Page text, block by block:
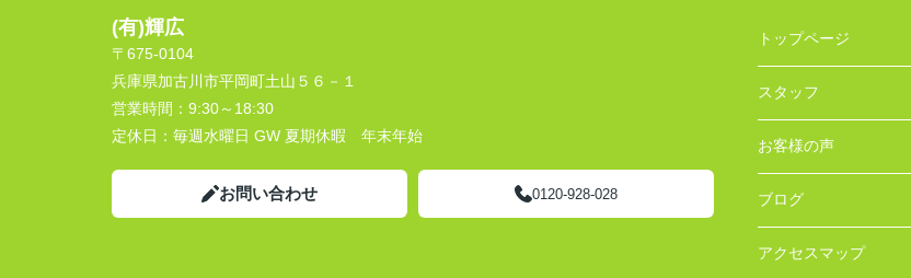
(有)輝広
〒675-0104
兵庫県加古川市平岡町土山５６－１
営業時間： 9:30～18:30
定休日： 毎週水曜日 GW 夏期休暇 年末年始
お問い合わせ 0120-928-028
トップページ
スタッフ
お客様の声
ブログ
アクセスマップ